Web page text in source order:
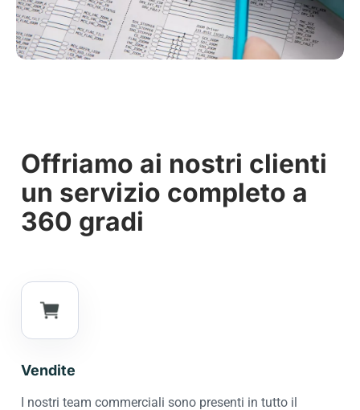
Offriamo ai nostri clienti
un servizio completo a
360 gradi
Vendite
I nostri team commerciali sono presenti in tutto il